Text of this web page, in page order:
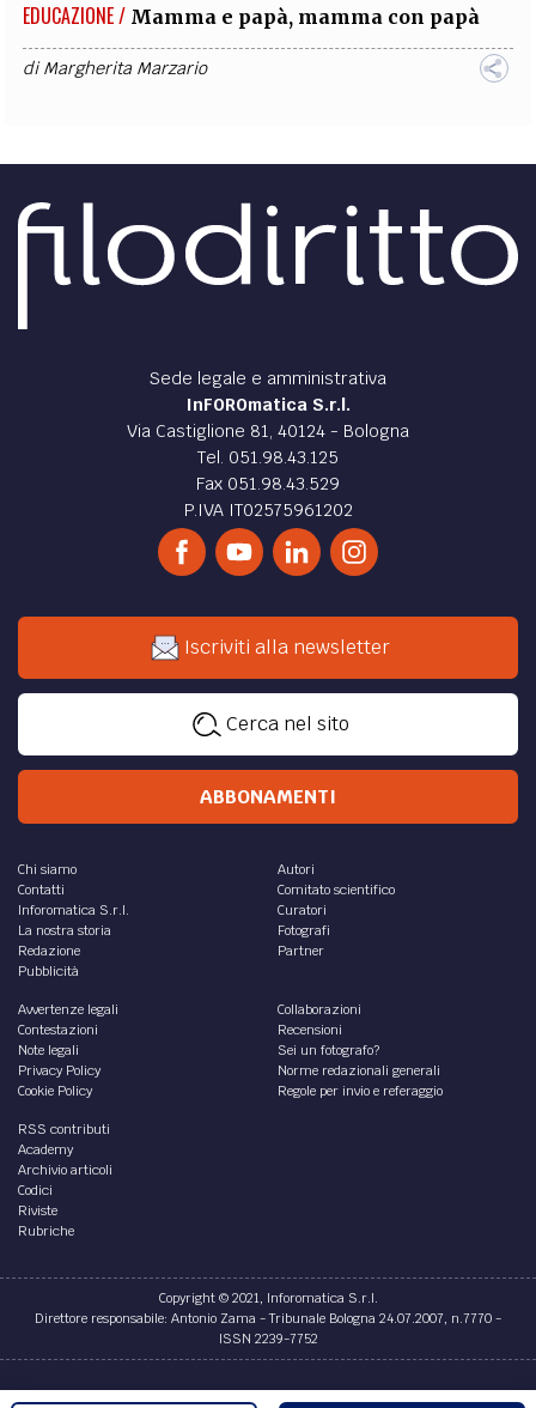
EDUCAZIONE / Mamma e papà, mamma con papà
diMargherita Marzario
Sede legale e amministrativa
InFOROmatica S.r.l.
Via Castiglione 81, 40124 - Bologna
Tel. 051.98.43.125
Fax 051.98.43.529
P.IVA IT02575961202
Iscriviti alla newsletter
Cerca nel sito
ABBONAMENTI
Chi siamo
Contatti
Inforomatica S.r.l.
La nostra storia
Redazione
Pubblicità
Autori
Comitato scientifico
Curatori
Fotografi
Partner
Avvertenze legali
Contestazioni
Note legali
Privacy Policy
Cookie Policy
Collaborazioni
Recensioni
Sei un fotografo?
Norme redazionali generali
Regole per invio e referaggio
RSS contributi
Academy
Archivio articoli
Codici
Riviste
Rubriche
Copyright © 2021, Inforomatica S.r.l.
Direttore responsabile: Antonio Zama - Tribunale Bologna 24.07.2007, n.7770 -
ISSN 2239-7752